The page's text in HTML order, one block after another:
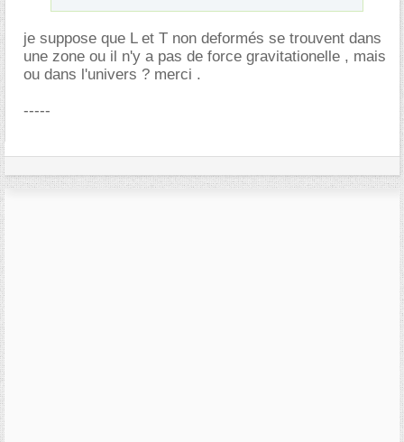
je suppose que L et T non deformés se trouvent dans
une zone ou il n'y a pas de force gravitationelle , mais
ou dans l'univers ? merci .
-----